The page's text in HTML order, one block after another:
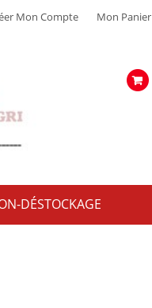
Mon Compte Mon Panier
DÉSTOCKAGE